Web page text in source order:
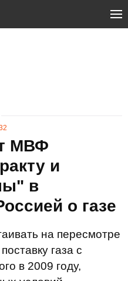
МВФ
и
в
о газе
на пересмотре
газа с
в 2009 году,